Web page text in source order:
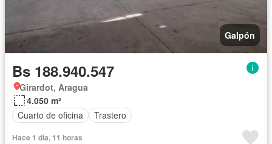
Galpón
Bs 188.940.547
Girardot, Aragua
4.050 m²
Cuarto de oficina
Trastero
Hace 1 día, 11 horas